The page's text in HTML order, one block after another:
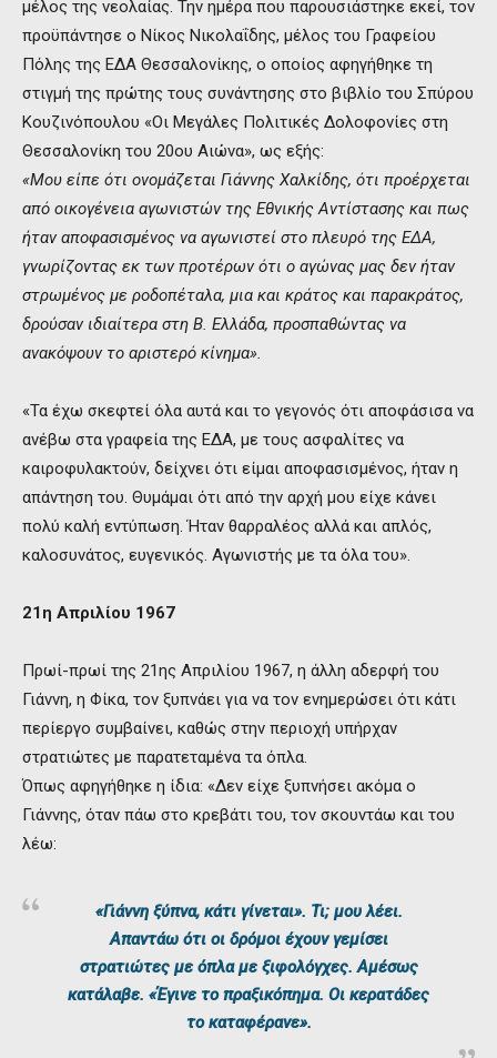
μέλος της νεολαίας. Την ημέρα που παρουσιάστηκε εκεί, τον
προϋπάντησε ο Νίκος Νικολαΐδης, μέλος του Γραφείου
Πόλης της ΕΔΑ Θεσσαλονίκης, ο οποίος αφηγήθηκε τη
στιγμή της πρώτης τους συνάντησης στο βιβλίο του Σπύρου
Κουζινόπουλου «Οι Μεγάλες Πολιτικές Δολοφονίες στη
Θεσσαλονίκη του 20ου Αιώνα», ως εξής:
«Μου είπε ότι ονομάζεται Γιάννης Χαλκίδης, ότι προέρχεται
από οικογένεια αγωνιστών της Εθνικής Αντίστασης και πως
ήταν αποφασισμένος να αγωνιστεί στο πλευρό της ΕΔΑ,
γνωρίζοντας εκ των προτέρων ότι ο αγώνας μας δεν ήταν
στρωμένος με ροδοπέταλα, μια και κράτος και παρακράτος,
δρούσαν ιδιαίτερα στη Β. Ελλάδα, προσπαθώντας να
ανακόψουν το αριστερό κίνημα».
«Τα έχω σκεφτεί όλα αυτά και το γεγονός ότι αποφάσισα να
ανέβω στα γραφεία της ΕΔΑ, με τους ασφαλίτες να
καιροφυλακτούν, δείχνει ότι είμαι αποφασισμένος, ήταν η
απάντηση του. Θυμάμαι ότι από την αρχή μου είχε κάνει
πολύ καλή εντύπωση. Ήταν θαρραλέος αλλά και απλός,
καλοσυνάτος, ευγενικός. Αγωνιστής με τα όλα του».
21η Απριλίου 1967
Πρωί-πρωί της 21ης Απριλίου 1967, η άλλη αδερφή του
Γιάννη, η Φίκα, τον ξυπνάει για να τον ενημερώσει ότι κάτι
περίεργο συμβαίνει, καθώς στην περιοχή υπήρχαν
στρατιώτες με παρατεταμένα τα όπλα.
Όπως αφηγήθηκε η ίδια: «Δεν είχε ξυπνήσει ακόμα ο
Γιάννης, όταν πάω στο κρεβάτι του, τον σκουντάω και του
λέω:
«Γιάννη ξύπνα, κάτι γίνεται». Τι; μου λέει.
Απαντάω ότι οι δρόμοι έχουν γεμίσει
στρατιώτες με όπλα με ξιφολόγχες.Αμέσως
κατάλαβε. «Έγινε το πραξικόπημα. Οι κερατάδες
το καταφέρανε».